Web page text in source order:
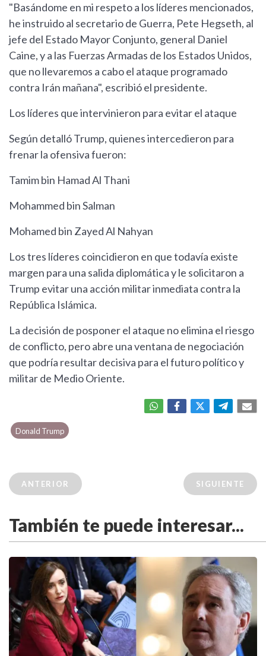
"Basándome en mi respeto a los líderes mencionados,
he instruido al secretario de Guerra, Pete Hegseth, al
jefe del Estado Mayor Conjunto, general Daniel
Caine, y a las Fuerzas Armadas de los Estados Unidos,
que no llevaremos a cabo el ataque programado
contra Irán mañana", escribió el presidente.
Los líderes que intervinieron para evitar el ataque
Según detalló Trump, quienes intercedieron para
frenar la ofensiva fueron:
Tamim bin Hamad Al Thani
Mohammed bin Salman
Mohamed bin Zayed Al Nahyan
Los tres líderes coincidieron en que todavía existe
margen para una salida diplomática y le solicitaron a
Trump evitar una acción militar inmediata contra la
República Islámica.
La decisión de posponer el ataque no elimina el riesgo
de conflicto, pero abre una ventana de negociación
que podría resultar decisiva para el futuro político y
militar de Medio Oriente.
Donald Trump
ANTERIOR SIGUIENTE
También te puede interesar...